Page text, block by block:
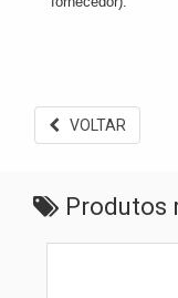
VOLTAR
Produtos